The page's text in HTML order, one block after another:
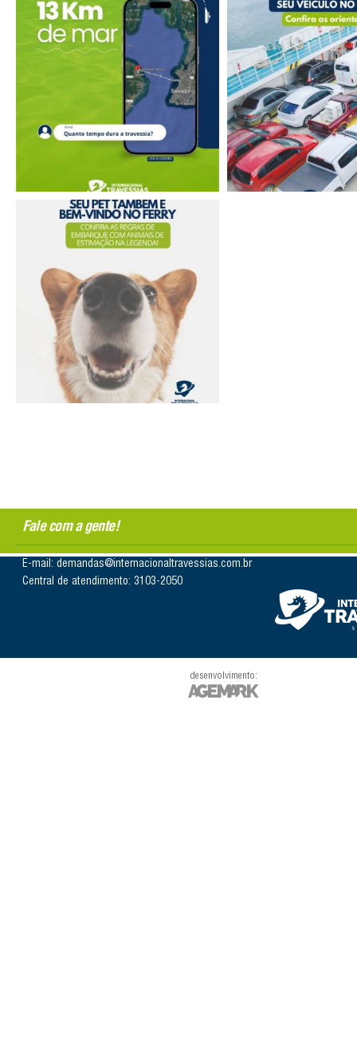
Fale com a gente!
E-mail: demandas@internacionaltravessias.com.br
Central de atendimento: 3103-2050
desenvolvimento: